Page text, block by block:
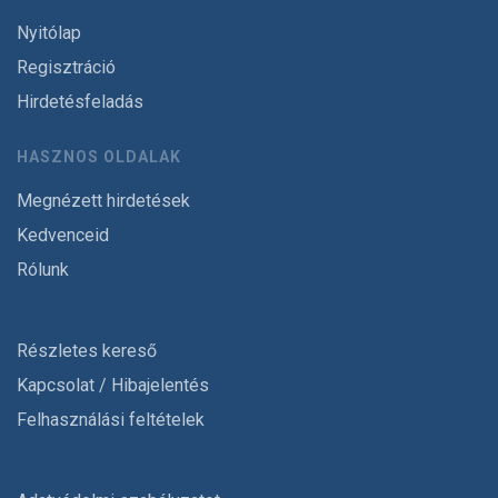
Nyitólap
Regisztráció
Hirdetésfeladás
HASZNOS OLDALAK
Megnézett hirdetések
Kedvenceid
Rólunk
Részletes kereső
Kapcsolat / Hibajelentés
Felhasználási feltételek